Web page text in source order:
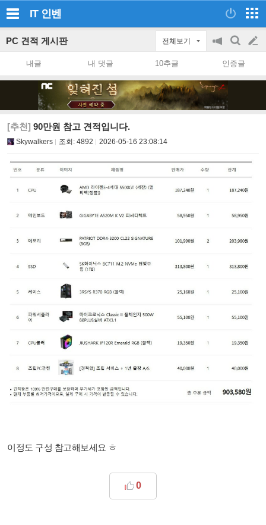
IT 인벤
PC 견적 게시판 전체보기
공
on/off
검
색
글
쓰
내글 내 댓글 10추글 인증글
[추천] 90만원 참고 견적입니다.
Skywalkers 조회: 4892 2026-05-16 23:08:14
이정도 구성 참고해보세요 ㅎ
0